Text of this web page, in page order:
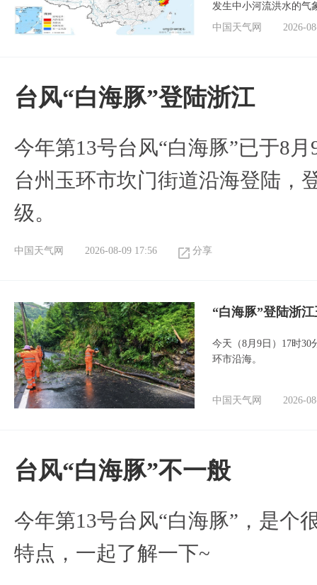
发生中小河流洪水的气
中国天气网
2026-
台风“白海豚”登陆浙江
今年第13号台风“白海豚”已于8
台州玉环市坎门街道沿海登陆，
级。
中国天气网 2026-08-09 17:56 分享
“白海豚”登陆浙
今天（8月9日）17时30
环市沿海。
中国天气网 2026-
台风“白海豚”不一般
今年第13号台风“白海豚”，是个
特点，一起了解一下~